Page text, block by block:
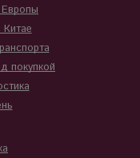
покупкой